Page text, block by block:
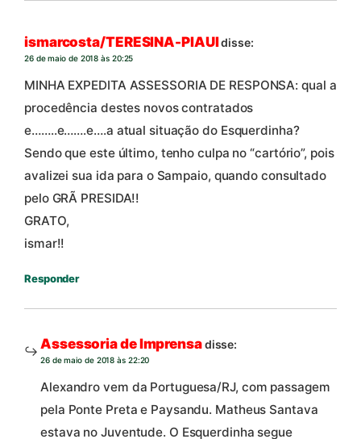
ismarcosta/TERESINA-PIAUIdisse:
26 de maio de 2018 às 20:25
MINHA EXPEDITA ASSESSORIA DE RESPONSA: qual a
procedência destes novos contratados
e……..e…….e….a atual situação do Esquerdinha?
Sendo que este último, tenho culpa no “cartório”, pois
avalizei sua ida para o Sampaio, quando consultado
pelo GRÃ PRESIDA!!
GRATO,
ismar!!
Responder
Assessoria de Imprensadisse:
26 de maio de 2018 às 22:20
Alexandro vem da Portuguesa/RJ, com passagem
pela Ponte Preta e Paysandu. Matheus Santava
estava no Juventude. O Esquerdinha segue